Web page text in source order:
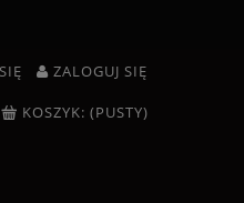
ZALOGUJ SIĘ
KOSZYK: (PUSTY)